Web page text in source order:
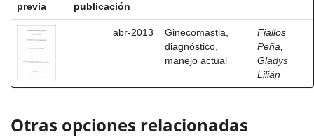
previa
publicación
abr-2013
Ginecomastia,
diagnóstico,
manejo actual
Fiallos
Peña,
Gladys
Lilián
Otras opciones relacionadas